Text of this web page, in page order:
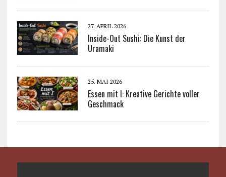
27. APRIL 2026
Inside-Out Sushi: Die Kunst der
Uramaki
25. MAI 2026
Essen mit I: Kreative Gerichte voller
Geschmack